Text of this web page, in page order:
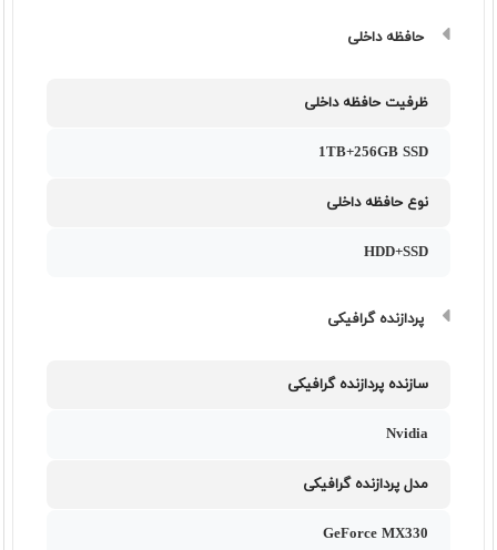
حافظه داخلی
ظرفیت حافظه داخلی
1TB+256GB SSD
نوع حافظه داخلی
HDD+SSD
پردازنده گرافیکی
سازنده پردازنده گرافیکی
Nvidia
مدل پردازنده گرافیکی
GeForce MX330